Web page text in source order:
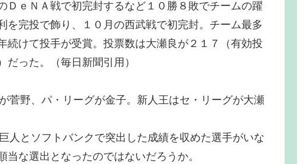
ｅＮＡ戦で初完封するなど１０勝８敗でチームの躍
を完投で飾り、１０月の西武戦で初完封。チーム最多
続けて投手が受賞。投票数は大瀬良が２１７（有効投
った。（毎日新聞引用）
菅野、パ・リーグが金子。新人王はセ・リーグが大瀬
人とソフトバンクで突出した成績を収めた選手がいな
な選出となったのではないだろうか。